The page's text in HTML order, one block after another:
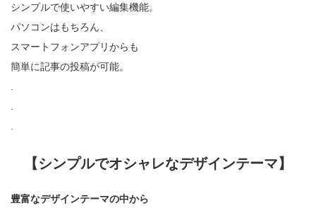
シンプルで使いやすい編集機能。
パソコンはもちろん、
スマートフォンアプリからも
簡単に記事の投稿が可能。
【シンプルでオシャレなデザインテーマ】
豊富なデザインテーマの中から